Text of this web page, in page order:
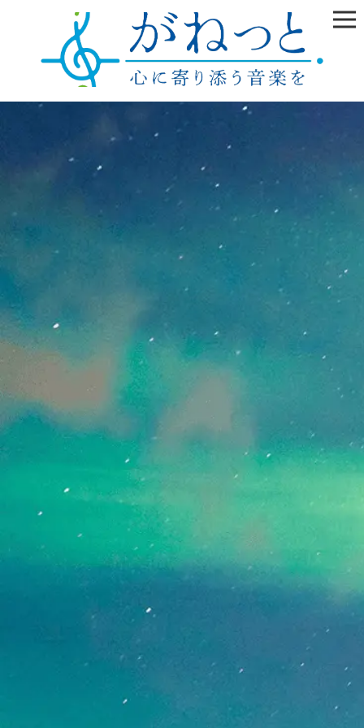
雲の上はいつも晴れ
[!% if (image.url!="") { %] [!% } %]
[%article_date_notime_dot%]
[%new:New%]
[%title%]
ページトップへ